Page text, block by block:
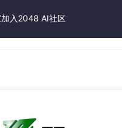
表和 t_order_item 表
入2048 AI社区